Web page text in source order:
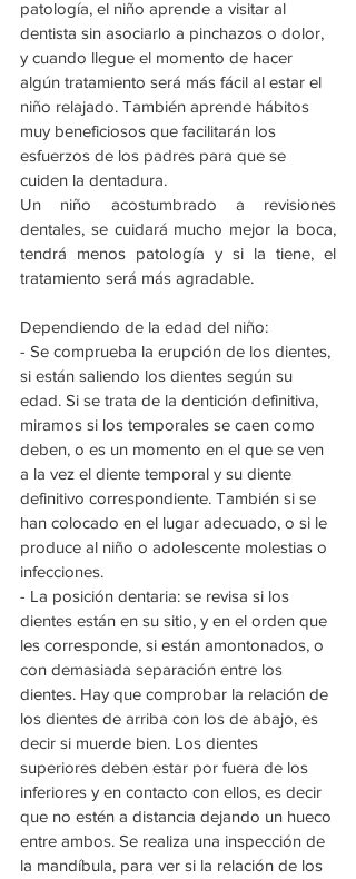
patología, el niño aprende a visitar al
dentista sin asociarlo a pinchazos o dolor,
y cuando llegue el momento de hacer
algún tratamiento será más fácil al estar el
niño relajado. También aprende hábitos
muy beneficiosos que facilitarán los
esfuerzos de los padres para que se
cuiden la dentadura.
Un niño acostumbrado a revisiones
dentales, se cuidará mucho mejor la boca,
tendrá menos patología y si la tiene, el
tratamiento será más agradable.
Dependiendo de la edad del niño:
- Se comprueba la erupción de los dientes,
si están saliendo los dientes según su
edad. Si se trata de la dentición definitiva,
miramos si los temporales se caen como
deben, o es un momento en el que se ven
a la vez el diente temporal y su diente
definitivo correspondiente. También si se
han colocado en el lugar adecuado, o si le
produce al niño o adolescente molestias o
infecciones.
- La posición dentaria: se revisa si los
dientes están en su sitio, y en el orden que
les corresponde, si están amontonados, o
con demasiada separación entre los
dientes. Hay que comprobar la relación de
los dientes de arriba con los de abajo, es
decir si muerde bien. Los dientes
superiores deben estar por fuera de los
inferiores y en contacto con ellos, es decir
que no estén a distancia dejando un hueco
entre ambos. Se realiza una inspección de
la mandíbula, para ver si la relación de los